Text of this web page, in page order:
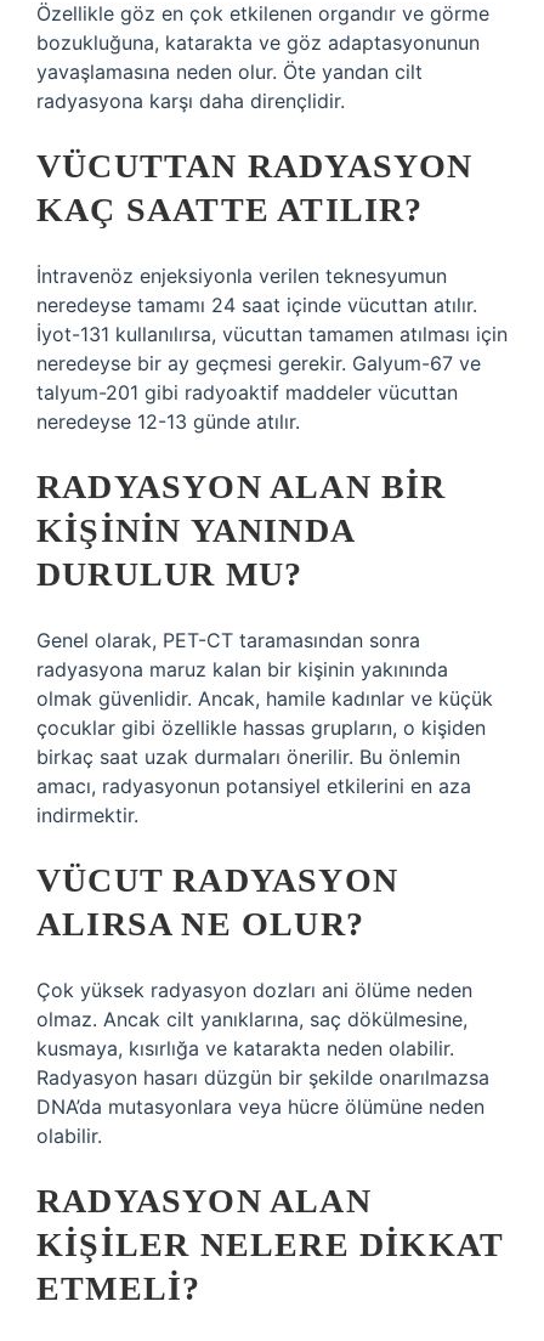
Özellikle göz en çok etkilenen organdır ve görme
bozukluğuna, katarakta ve göz adaptasyonunun
yavaşlamasına neden olur. Öte yandan cilt
radyasyona karşı daha dirençlidir.
VÜCUTTAN RADYASYON
KAÇ SAATTE ATILIR?
İntravenöz enjeksiyonla verilen teknesyumun
neredeyse tamamı 24 saat içinde vücuttan atılır.
İyot-131 kullanılırsa, vücuttan tamamen atılması için
neredeyse bir ay geçmesi gerekir. Galyum-67 ve
talyum-201 gibi radyoaktif maddeler vücuttan
neredeyse 12-13 günde atılır.
RADYASYON ALAN BIR
KIŞININ YANINDA
DURULUR MU?
Genel olarak, PET-CT taramasından sonra
radyasyona maruz kalan bir kişinin yakınında
olmak güvenlidir. Ancak, hamile kadınlar ve küçük
çocuklar gibi özellikle hassas grupların, o kişiden
birkaç saat uzak durmaları önerilir. Bu önlemin
amacı, radyasyonun potansiyel etkilerini en aza
indirmektir.
VÜCUT RADYASYON
ALIRSA NE OLUR?
Çok yüksek radyasyon dozları ani ölüme neden
olmaz. Ancak cilt yanıklarına, saç dökülmesine,
kusmaya, kısırlığa ve katarakta neden olabilir.
Radyasyon hasarı düzgün bir şekilde onarılmazsa
DNA’da mutasyonlara veya hücre ölümüne neden
olabilir.
RADYASYON ALAN
KIŞILER NELERE DIKKAT
ETMELI?